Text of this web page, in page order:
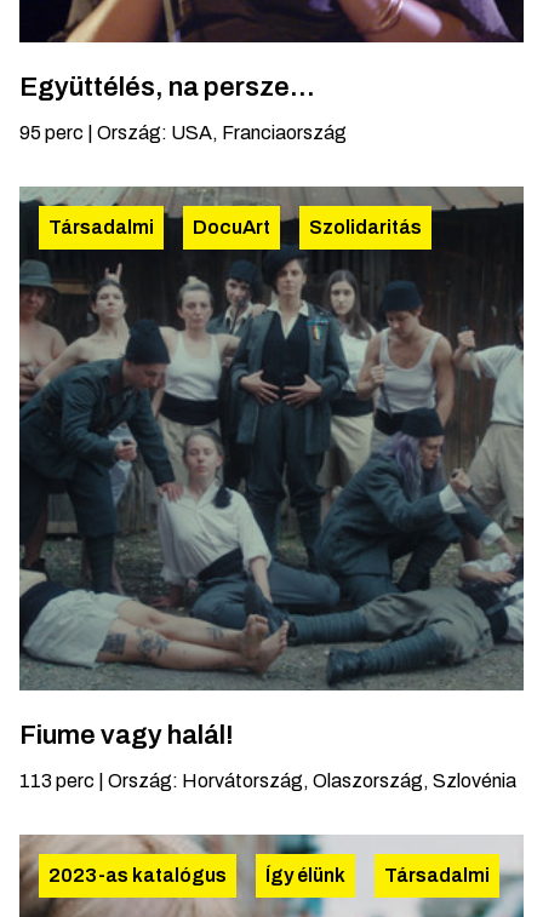
Együttélés, na persze...
95 perc Ország: USA, Franciaország
Társadalmi DocuArt Szolidaritás
Fiume vagy halál!
113 perc Ország: Horvátország, Olaszország, Szlovénia
2023-as katalógus Így élünk Társadalmi